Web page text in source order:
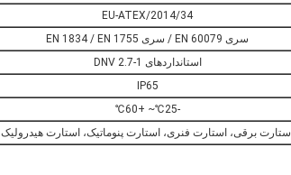
2014/34/EU-ATEX
سری EN 60079 / سری EN 1834 / EN 1755
استانداردهای DNV 2.7-1
IP65
-25℃~ +60℃
استارت برقی، استارت فنری، استارت پنوماتیک، استارت هیدرولیک